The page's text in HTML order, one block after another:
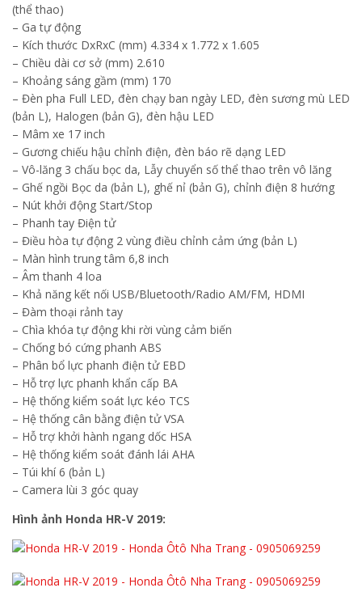
(thể thao)
– Ga tự động
– Kích thước DxRxC (mm) 4.334 x 1.772 x 1.605
– Chiều dài cơ sở (mm) 2.610
– Khoảng sáng gầm (mm) 170
– Đèn pha Full LED, đèn chạy ban ngày LED, đèn sương mù LED
(bản L), Halogen (bản G), đèn hậu LED
– Mâm xe 17 inch
– Gương chiếu hậu chỉnh điện, đèn báo rẽ dạng LED
– Vô-lăng 3 chấu bọc da, Lẫy chuyển số thể thao trên vô lăng
– Ghế ngồi Bọc da (bản L), ghế nỉ (bản G), chỉnh điện 8 hướng
– Nút khởi động Start/Stop
– Phanh tay Điện tử
– Điều hòa tự động 2 vùng điều chỉnh cảm ứng (bản L)
– Màn hình trung tâm 6,8 inch
– Âm thanh 4 loa
– Khả năng kết nối USB/Bluetooth/Radio AM/FM, HDMI
– Đàm thoại rảnh tay
– Chìa khóa tự động khi rời vùng cảm biến
– Chống bó cứng phanh ABS
– Phân bổ lực phanh điện tử EBD
– Hỗ trợ lực phanh khẩn cấp BA
– Hệ thống kiểm soát lực kéo TCS
– Hệ thống cân bằng điện tử VSA
– Hỗ trợ khởi hành ngang dốc HSA
– Hệ thống kiểm soát đánh lái AHA
– Túi khí 6 (bản L)
– Camera lùi 3 góc quay
Hình ảnh Honda HR-V 2019: